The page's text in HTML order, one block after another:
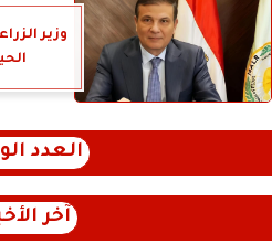
وزير
العدد
آخر